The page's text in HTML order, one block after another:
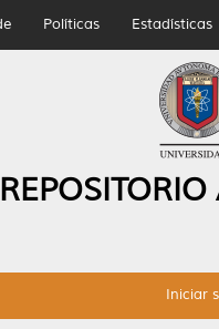
Políticas Estadísticas
Iniciar